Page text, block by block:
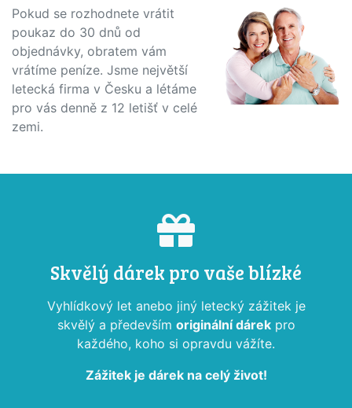
Pokud se rozhodnete vrátit
poukaz do 30 dnů od
objednávky, obratem vám
vrátíme peníze. Jsme největší
letecká firma v Česku a létáme
pro vás denně z 12 letišť v celé
zemi.
Skvělý dárek pro vaše blízké
Vyhlídkový let anebo jiný letecký zážitek je
skvělý a především originální dárekpro
každého, koho si opravdu vážíte.
Zážitek je dárek na celý život!